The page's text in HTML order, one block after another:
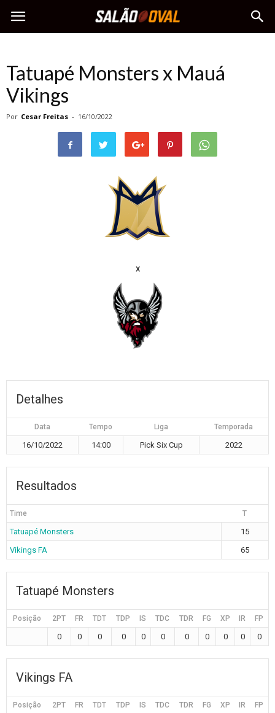
Tatuapé Monsters x Mauá
Vikings
Por Cesar Freitas - 16/10/2022
x
Detalhes
Data Tempo Liga Temporada
16/10/2022 14:00 Pick Six Cup 2022
Resultados
Time T
Tatuapé Monsters
15
Vikings FA
65
Tatuapé Monsters
Posição 2PT FR TDT TDP IS TDC TDR FG XP IR FP
0 0 0 0 0 0 0 0 0 0 0
Vikings FA
Posição 2PT FR TDT TDP IS TDC TDR FG XP IR FP